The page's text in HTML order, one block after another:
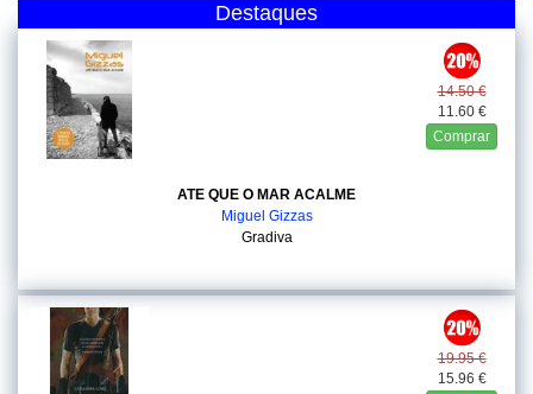
Destaques
14.50 €
11.60 €
Comprar
ATE QUE O MAR ACALME
Miguel Gizzas
Gradiva
19.95 €
15.96 €